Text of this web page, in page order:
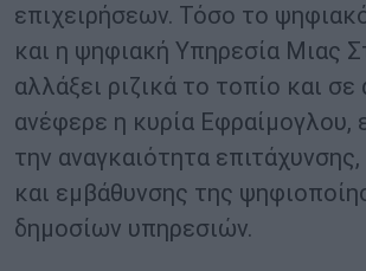
επιχειρήσεων. Τόσο το
και η ψηφιακή Υπηρεσία Μιας
αλλάξει ριζικά το τοπίο και σε
ανέφερε η κυρία Εφραίμογλου,
την αναγκαιότητα
και εμβάθυνσης της
δημοσίων υπηρεσιών.